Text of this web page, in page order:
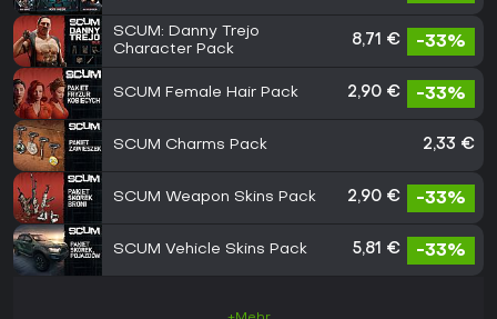
SCUM: Danny Trejo
Character Pack
8,71 € -33%
SCUM Female Hair Pack 2,90 € -33%
SCUM Charms Pack 2,33 €
SCUM Weapon Skins Pack 2,90 € -33%
SCUM Vehicle Skins Pack 5,81 € -33%